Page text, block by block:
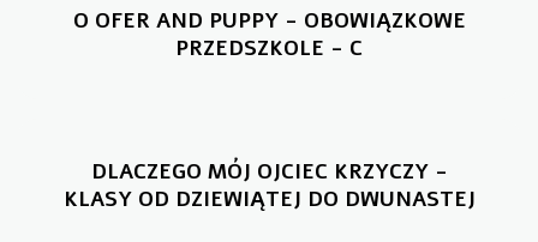
O OFER AND PUPPY - OBOWIĄZKOWE
PRZEDSZKOLE - C
DLACZEGO MÓJ OJCIEC KRZYCZY -
KLASY OD DZIEWIĄTEJ DO DWUNASTEJ